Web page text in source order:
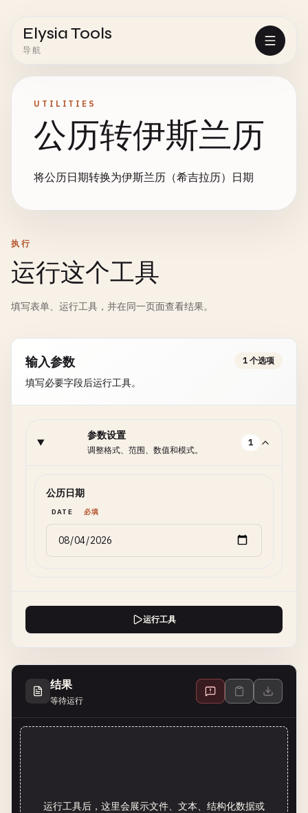
Elysia Tools
导航
UTILITIES
公历转伊斯兰历
将公历日期转换为伊斯兰历（希吉拉历）日期
执行
运行这个工具
填写表单、运行工具，并在同一页面查看结果。
输入参数
填写必要字段后运行工具。
1 个选项
参数设置
调整格式、范围、数值和模式。
1
公历日期
DATE 必填
运行工具
结果
等待运行
运行工具后，这里会展示文件、文本、结构化数据或